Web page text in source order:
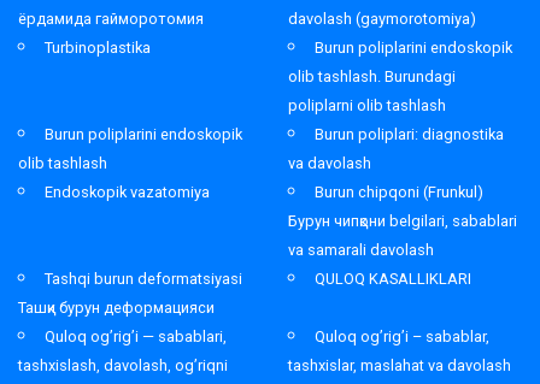
ёрдамида гайморотомия
davolash (gaymorotomiya)
Turbinoplastika
Burun poliplarini endoskopik
olib tashlash. Burundagi
poliplarni olib tashlash
Burun poliplarini endoskopik
olib tashlash
Burun poliplari: diagnostika
va davolash
Endoskopik vazatomiya
Burun chipqoni (Frunkul)
Бурун чипқони belgilari, sabablari
va samarali davolash
Tashqi burun deformatsiyasi
Ташқи бурун деформацияси
QULOQ KASALLIKLARI
Quloq og’rig’i — sabablari,
tashxislash, davolash, og’riqni
Quloq og’rig’i – sabablar,
tashxislar, maslahat va davolash